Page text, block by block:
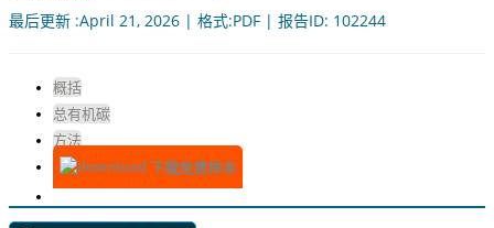
最后更新 :April 21, 2026 | 格式:PDF | 报告ID: 102244
概括
总有机碳
方法
下载免费样本